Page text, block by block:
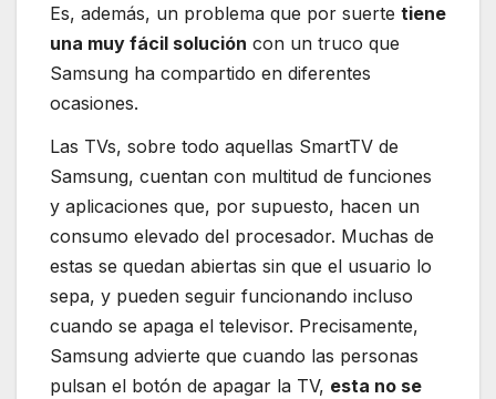
Es, además, un problema que por suerte tiene
una muy fácil solución con un truco que
Samsung ha compartido en diferentes
ocasiones.
Las TVs, sobre todo aquellas SmartTV de
Samsung, cuentan con multitud de funciones
y aplicaciones que, por supuesto, hacen un
consumo elevado del procesador. Muchas de
estas se quedan abiertas sin que el usuario lo
sepa, y pueden seguir funcionando incluso
cuando se apaga el televisor. Precisamente,
Samsung advierte que cuando las personas
pulsan el botón de apagar la TV, esta no se